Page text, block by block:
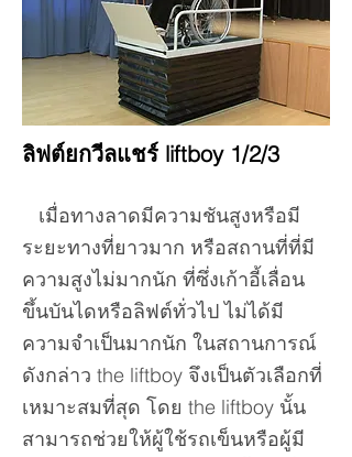
ลิฟต์ยกวีลแชร์ liftboy 1/2/3
เมื่อทางลาดมีความชันสูงหรือมี
ระยะทางที่ยาวมาก หรือสถานที่ที่มี
ความสูงไม่มากนัก ที่ซึ่งเก้าอี้เลื่อน
ขึ้นบันไดหรือลิฟต์ทั่วไป ไม่ได้มี
ความจำเป็นมากนัก ในสถานการณ์
ดังกล่าว the liftboy จึงเป็นตัวเลือกที่
เหมาะสมที่สุด โดย the liftboy นั้น
สามารถช่วยให้ผู้ใช้รถเข็นหรือผู้มี